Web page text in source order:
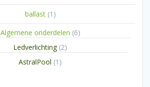
ballast 1 1
product
Algemene onderdelen 66
Ledverlichting 22
AstralPool 1 1